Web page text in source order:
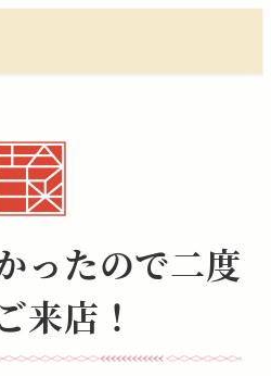
ったので二度
来店！